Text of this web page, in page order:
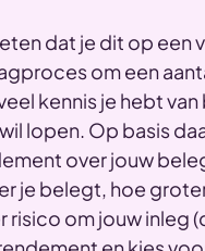
dat je dit op een
om een
kennis je hebt
lopen. Op basis
over jouw
je belegt, hoe
om jouw inleg